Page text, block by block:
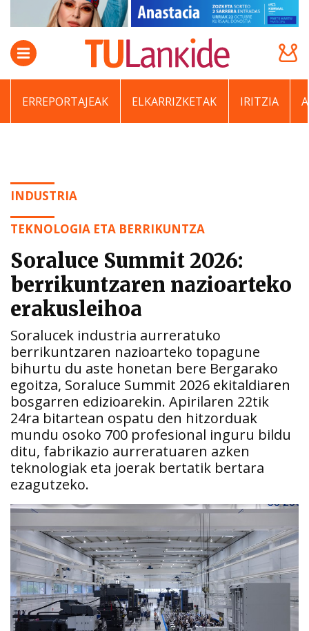
ERREPORTAJEAK ELKARRIZKETAK IRITZIA
INDUSTRIA
TEKNOLOGIA ETA BERRIKUNTZA
Soraluce Summit 2026:
berrikuntzaren nazioarteko
erakusleihoa
Soralucek industria aurreratuko
berrikuntzaren nazioarteko topagune
bihurtu du aste honetan bere Bergarako
egoitza, Soraluce Summit 2026 ekitaldiaren
bosgarren edizioarekin. Apirilaren 22tik
24ra bitartean ospatu den hitzorduak
mundu osoko 700 profesional inguru bildu
ditu, fabrikazio aurreratuaren azken
teknologiak eta joerak bertatik bertara
ezagutzeko.